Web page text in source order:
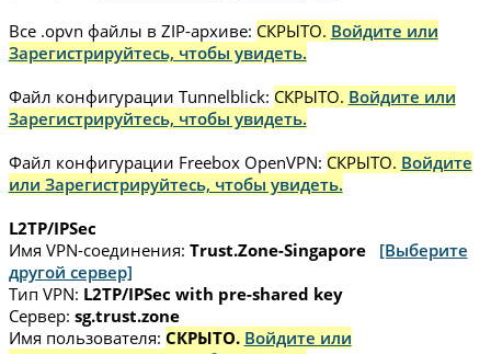
Все .opvn файлы в ZIP-архиве: СКРЫТО. Войдите или
Зарегистрируйтесь, чтобы увидеть.
Файл конфигурации Tunnelblick: СКРЫТО. Войдите или
Зарегистрируйтесь, чтобы увидеть.
Файл конфигурации Freebox OpenVPN: СКРЫТО. Войдите
или Зарегистрируйтесь, чтобы увидеть.
L2TP/IPSec
Имя VPN-соединения: Trust.Zone-Singapore
[Выберите
другой сервер]
Тип VPN: L2TP/IPSec with pre-shared key
Сервер: sg.trust.zone
Имя пользователя: СКРЫТО. Войдите или